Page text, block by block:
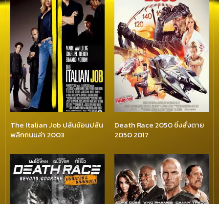
The Italian Job ปล้นซ้อนปล้น
พลิกถนนล่า 2003
Death Race 2050 ซิ่งสั่งตาย
2050 2017